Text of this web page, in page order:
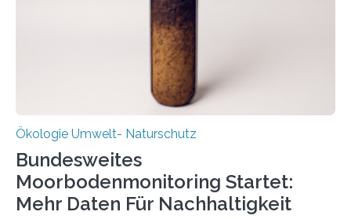
ist ab sofort im Leipziger Stadtgebiet…
Ökologie Umwelt- Naturschutz
Bundesweites
Moorbodenmonitoring Startet:
Mehr Daten Für Nachhaltigkeit